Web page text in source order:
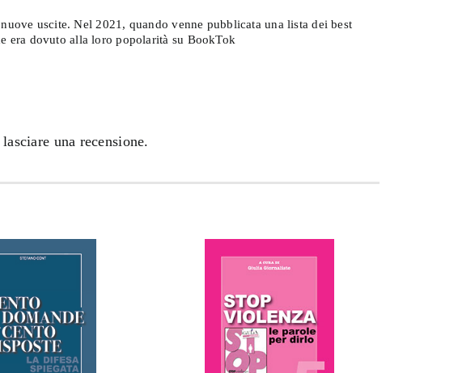
uscite. Nel 2021, quando venne pubblicata una lista dei best
era dovuto alla loro popolarità su BookTok
una recensione.